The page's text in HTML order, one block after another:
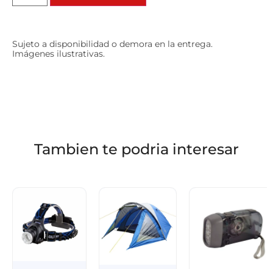
Sujeto a disponibilidad o demora en la entrega.
Imágenes ilustrativas.
Tambien te podria interesar